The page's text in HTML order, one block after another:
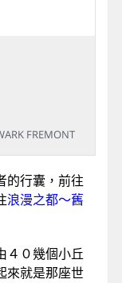
FREMONT
的行囊，前往
浪漫之都～舊
４０幾個小丘
來就是那座世